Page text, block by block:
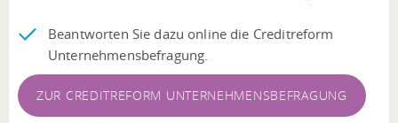
Beantworten Sie dazu online die Creditreform
Unternehmensbefragung.
ZUR CREDITREFORM UNTERNEHMENSBEFRAGUNG